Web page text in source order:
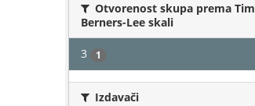
Otvorenost skupa prema Tim
Berners-Lee skali
3 1
Izdavači